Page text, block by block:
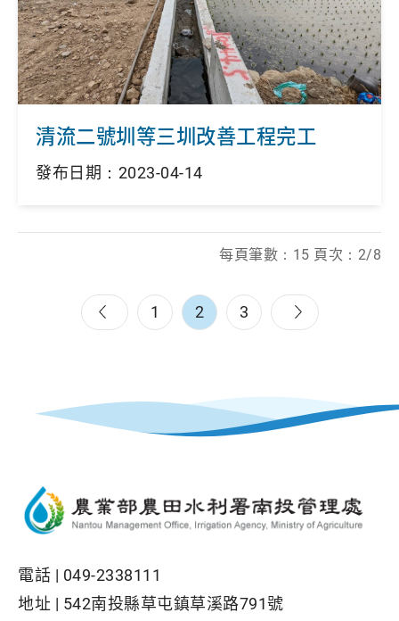
清流二號圳等三圳改善工程完工
發布日期：2023-04-14
每頁筆數：15 頁次：2/8
1 2 3
電話 | 049-2338111
地址 | 542南投縣草屯鎮草溪路791號